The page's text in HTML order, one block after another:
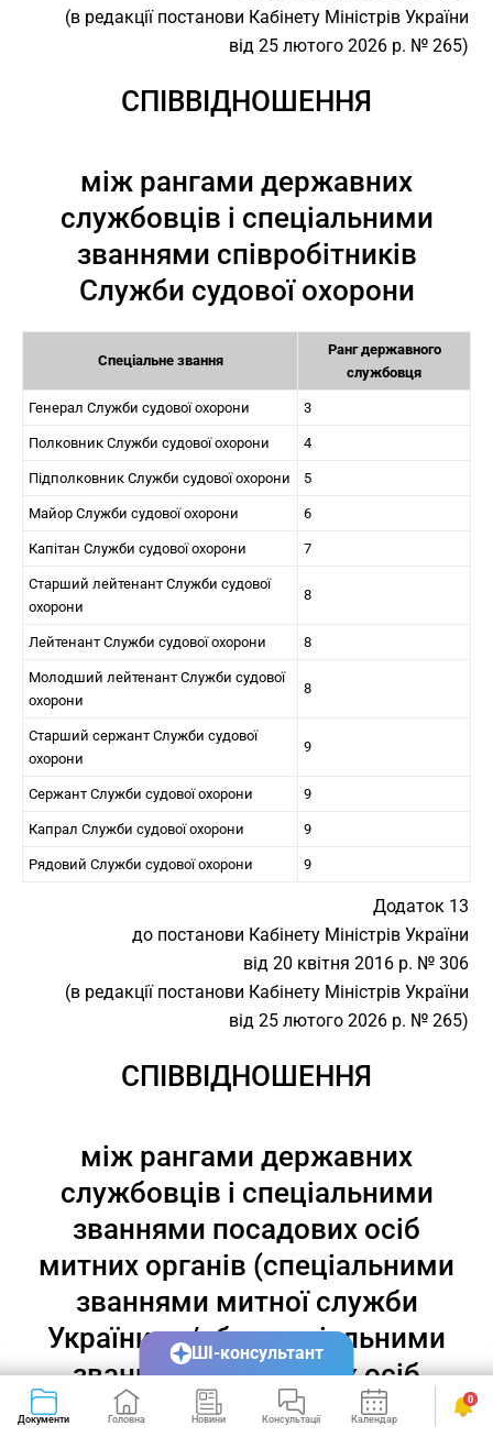
(в редакції постанови Кабінету Міністрів України
від 25 лютого 2026 р. № 265)
СПІВВІДНОШЕННЯ
між рангами державних
службовців і спеціальними
званнями співробітників
Служби судової охорони
Спеціальне звання
Ранг державного
службовця
Генерал Служби судової охорони 3
Полковник Служби судової охорони 4
Підполковник Служби судової охорони 5
Майор Служби судової охорони 6
Капітан Служби судової охорони 7
Старший лейтенант Служби судової
охорони
8
Лейтенант Служби судової охорони 8
Молодший лейтенант Служби судової
охорони
8
Старший сержант Служби судової
охорони
9
Сержант Служби судової охорони 9
Капрал Служби судової охорони 9
Рядовий Служби судової охорони 9
Додаток 13
до постанови Кабінету Міністрів України
від 20 квітня 2016 р. № 306
(в редакції постанови Кабінету Міністрів України
від 25 лютого 2026 р. № 265)
СПІВВІДНОШЕННЯ
між рангами державних
службовців і спеціальними
званнями посадових осіб
митних органів (спеціальними
званнями митної служби
України та/або спеціальними
званнями посадових осіб
органів доходів і зборів)
Документи Головна Новини Консультації Календар Сервіси
0
ШІ-консультант